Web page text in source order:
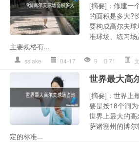
[摘要]：修建一
的面积是多大?
要构成高尔夫
准球场、练习
主要规格有...
sslake 04-17 9 71
世界最大高
[摘要]：世界上
要是按18个洞
世界上最大的
萨诸塞州的博
定的标准...